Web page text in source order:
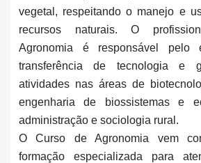
vegetal, respeitando o manejo e
recursos naturais. O
Agronomia é responsável pelo
transferência de tecnologia e
atividades nas áreas de
engenharia de biossistemas e
administração e sociologia rural.
O Curso de Agronomia vem
formação especializada para